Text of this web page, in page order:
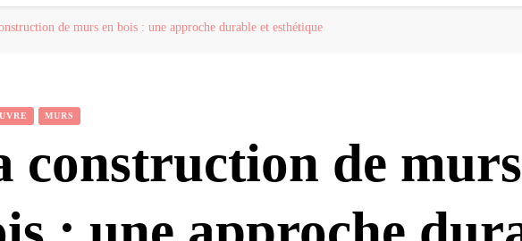
de murs en bois : une approche durable et esthétique
MURS
construction de